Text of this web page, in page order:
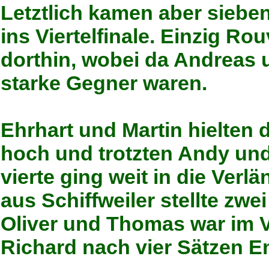
Letztlich kamen aber
ins Viertelfinale. Einzig
dorthin, wobei da Andreas
starke Gegner waren.
Ehrhart und Martin hielten
hoch und trotzten Andy
vierte ging weit in die
aus Schiffweiler stellte
Oliver und Thomas war im
Richard nach vier Sätzen